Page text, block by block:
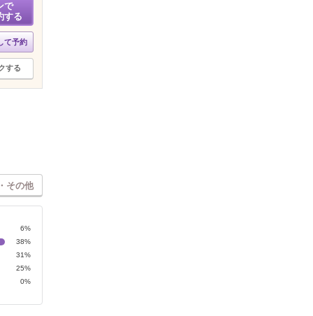
で
する
て予約
する
その他
6%
38%
31%
25%
0%